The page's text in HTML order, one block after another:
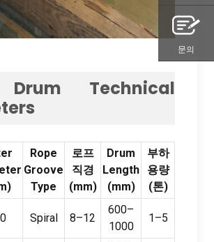
Technical
Rope
Groove
Type
로프
직경
(mm)
Drum
Length
(mm)
부하
용량
(톤)
Spiral 8–12
600–
1000
1 –5
문의